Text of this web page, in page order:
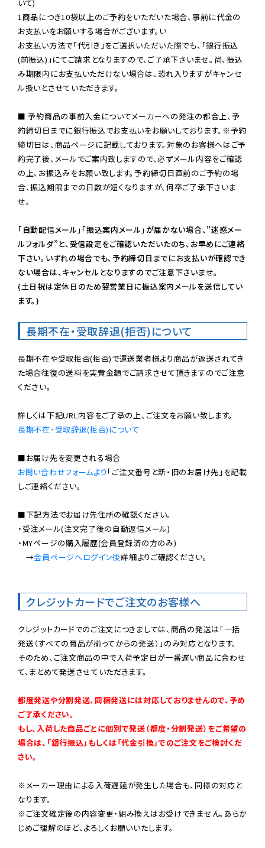
いて)
1商品につき10袋以上のご予約をいただいた場合、事前に代金の
お支払いをお願いする場合がございます。い
お支払い方法で「代引き」をご選択いただいた際でも、「銀行振込
(前振込)」にてご請求となりますので、ご了承下さいませ。尚、振込
み期限内にお支払いただけない場合は、恐れ入りますがキャンセ
ル扱いとさせていただきます。
■ 予約商品の事前入金についてメーカーへの発注の都合上、予
約締切日までに銀行振込でお支払いをお願いしております。※予約
締切日は、商品ページに記載しております。対象のお客様へはご予
約完了後、メールでご案内致しますので、必ずメール内容をご確認
の上、お振込みをお願い致します。予約締切日直前のご予約の場
合、振込期限までの日数が短くなりますが、何卒ご了承下さいま
せ。
「自動配信メール」「振込案内メール」が届かない場合、”迷惑メー
ルフォルダ”と、受信設定をご確認いただいたのち、お早めにご連絡
下さい。いずれの場合でも、予約締切日までにお支払いが確認でき
ない場合は、キャンセルとなりますのでご注意下さいませ。
(土日祝は定休日のため翌営業日に振込案内メールを送信してい
ます。)
長期不在・受取辞退(拒否)について
長期不在や受取拒否(拒否)で運送業者様より商品が返送されてき
た場合往復の送料を実費金額でご請求させて頂きますのでご注意
ください。
長期不在・受取辞退(拒否)について
お問い合わせフォームより 「ご注文番号と新・旧のお届け先」を記載
しご連絡ください。
■下記方法でお届け先住所の確認ください。
・受注メール(注文完了後の自動返信メール)
・MYページの購入履歴(会員登録済の方のみ)
→会員ページへログイン後詳細よりご確認ください。
クレジットカードでご注文のお客様へ
クレジットカードでのご注文につきましては、商品の発送は「一括
発送（すべての商品が揃ってからの発送）」のみ対応となります。
そのため、ご注文商品の中で入荷予定日が一番遅い商品に合わせ
て、まとめて発送させていただきます。
都度発送や分割発送、同梱発送には対応しておりませんので、予め
ご了承ください。
もし、入荷した商品ごとに個別で発送（都度・分割発送）をご希望の
場合は、「銀行振込」もしくは「代金引換」でのご注文をご検討くだ
さい。
※メーカー理由による入荷遅延が発生した場合も、同様の対応と
なります。
※ご注文確定後の内容変更・組み換えはお受けできません。あらか
じめご理解のほど、よろしくお願いいたします。